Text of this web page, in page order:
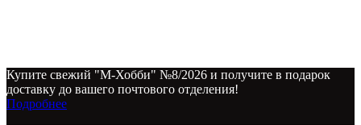
Купите свежий "М-Хобби" №8/2026 и получите в подарок
доставку до вашего почтового отделения!
Подробнее